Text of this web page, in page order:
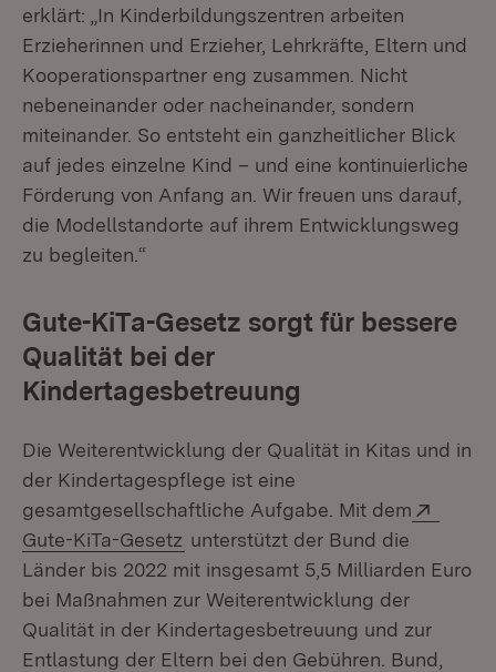
erklärt: „In Kinderbildungszentren arbeiten
Erzieherinnen und Erzieher, Lehrkräfte, Eltern und
Kooperationspartner eng zusammen. Nicht
nebeneinander oder nacheinander, sondern
miteinander. So entsteht ein ganzheitlicher Blick
auf jedes einzelne Kind – und eine kontinuierliche
Förderung von Anfang an. Wir freuen uns darauf,
die Modellstandorte auf ihrem Entwicklungsweg
zu begleiten.“
Gute-KiTa-Gesetz sorgt für bessere
Qualität bei der
Kindertagesbetreuung
Die Weiterentwicklung der Qualität in Kitas und in
der Kindertagespflege ist eine
gesamtgesellschaftliche Aufgabe. Mit dem
Gute-KiTa-Gesetz (Öffnet in neuem Fenster)
unterstützt der Bund die
Länder bis 2022 mit insgesamt 5,5 Milliarden Euro
bei Maßnahmen zur Weiterentwicklung der
Qualität in der Kindertagesbetreuung und zur
Entlastung der Eltern bei den Gebühren. Bund,